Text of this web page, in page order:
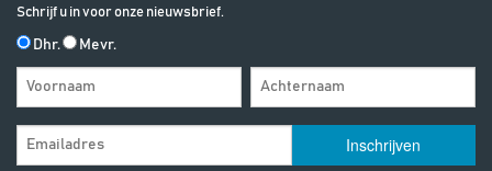
Schrijf u in voor onze nieuwsbrief.
Dhr. Mevr.